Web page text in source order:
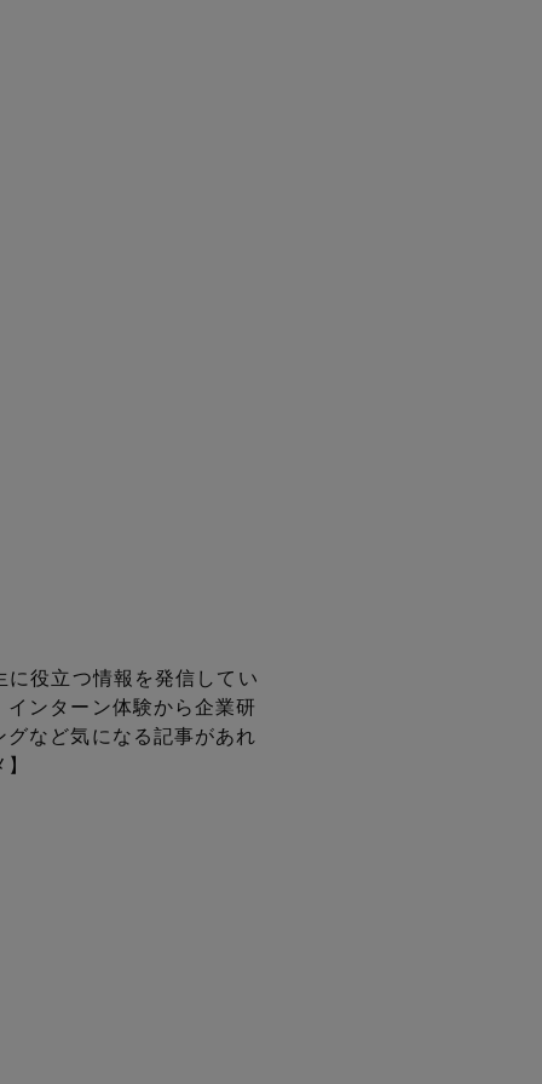
に役立つ情報を発信してい
ンターン体験から企業研
など気になる記事があれ